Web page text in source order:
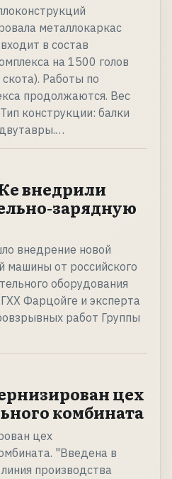
металлокаркас
в состав
на 1500 голов
Работы по
продолжаются. Вес
конструкции: балки
внедрили
зарядную
внедрение новой
машины от российского
оборудования
Фарцойге и эксперта
работ Группы
цех
комбината
цех
"Введена в
производства